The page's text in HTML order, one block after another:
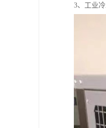
3、工业